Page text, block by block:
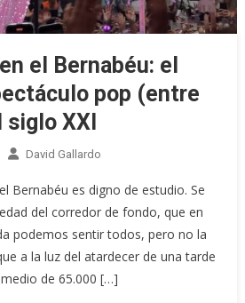
el Bernabéu: el
pop (entre
XXI
David Gallardo
Bernabéu es digno de estudio. Se
del corredor de fondo, que en
podemos sentir todos, pero no la
a la luz del atardecer de una tarde
de 65.000 […]